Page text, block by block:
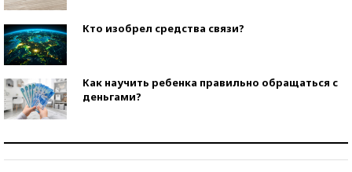
Кто изобрел средства связи?
Как научить ребенка правильно обращаться с
деньгами?